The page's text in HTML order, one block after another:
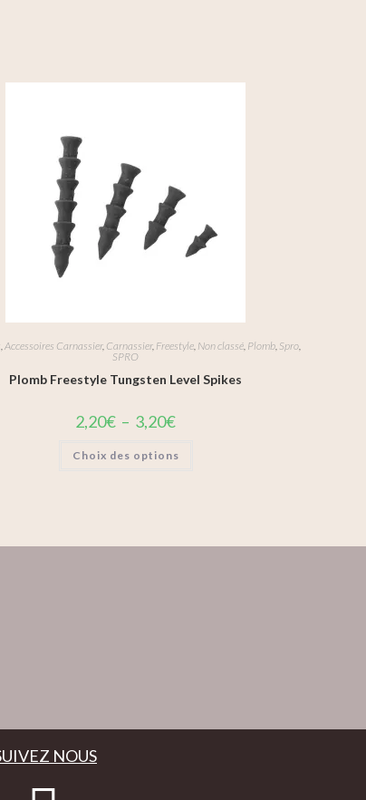
,Accessoires Carnassier, Carnassier, Freestyle, Non classé, Plomb, Spro,
SPRO
Plomb Freestyle Tungsten Level Spikes
2,20€ – 3,20€
Choix des options
NOUS